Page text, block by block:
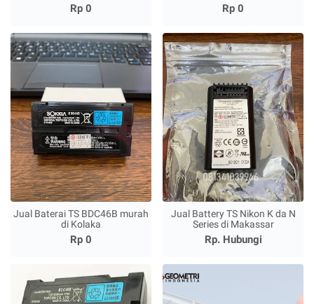
Rp 0 Rp 0
Jual Baterai TS BDC46B murah
di Kolaka
Rp 0
Jual Battery TS Nikon K da N
Series di Makassar
Rp. Hubungi